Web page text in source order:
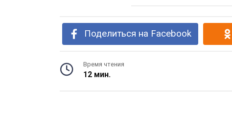
Поделиться на Facebook
Время чтения
12 мин.